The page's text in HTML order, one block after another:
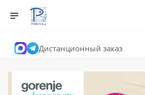
Дистанционный заказ